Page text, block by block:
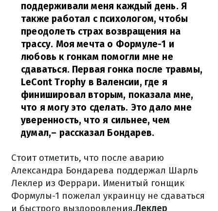
поддерживали меня каждый день. Я
также работал с психологом, чтобы
преодолеть страх возвращения на
трассу. Моя мечта о Формуле-1 и
любовь к гонкам помогли мне не
сдаваться. Первая гонка после травмы,
LeCont Trophy в Валенсии, где я
финишировал вторым, показала мне,
что я могу это сделать. Это дало мне
уверенность, что я сильнее, чем
думал,– рассказал Бондарев.
Стоит отметить, что после аварию
Александра Бондарева поддержал Шарль
Леклер из Феррари. Именитый гонщик
Формулы-1 пожелал украинцу не сдаваться
и быстрого выздоровления.Леклер